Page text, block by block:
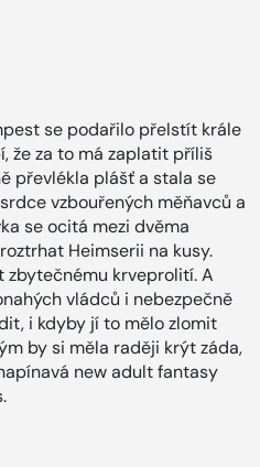
se podařilo přelstít krále
že za to má zaplatit příliš
převlékla plášť a stala se
vzbouřených měňavců a
se ocitá mezi dvěma
Heimserii na kusy.
zbytečnému krveprolití. A
vládců i nebezpečně
i kdyby jí to mělo zlomit
by si měla raději krýt záda,
new adult fantasy